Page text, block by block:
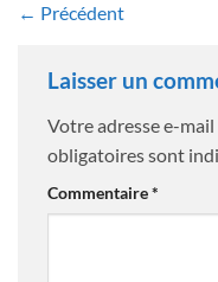
← Précédent
Laisser un
Votre adresse e-
obligatoires sont
Commentaire*